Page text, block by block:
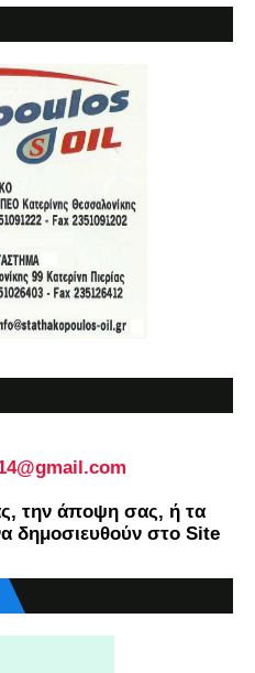
την άποψη σας, ή τα
δημοσιευθούν στο Site